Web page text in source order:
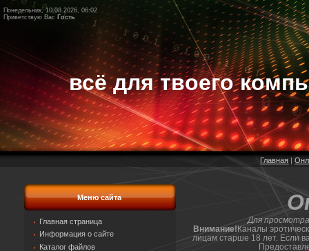
Понедельник, 10.08.2026, 06:02
Приветствую Вас Гость
всё для твоего
Главная |
Меню сайта
Главная страница
Информация о сайте
Каталог файлов
Для
Внимание!Каналы
лицам старше 18 лет. Если